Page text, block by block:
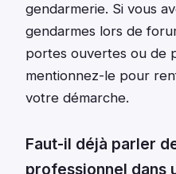
gendarmerie. Si vous
gendarmes lors de
portes ouvertes ou de
mentionnez-le pour
votre démarche.
Faut-il déjà parler
professionnel dans